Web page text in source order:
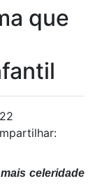
que
celeridade